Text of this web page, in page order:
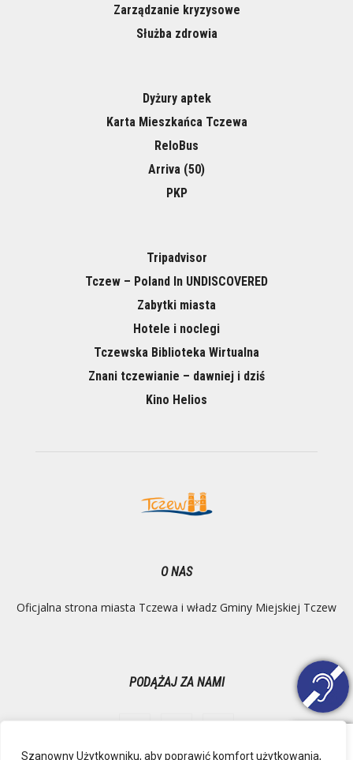
Szanowny Użytkowniku, aby poprawić komfort użytkowania,
Zarządzanie kryzysowe
Służba zdrowia
Dyżury aptek
Karta Mieszkańca Tczewa
ReloBus
Arriva (50)
PKP
Tripadvisor
Tczew – Poland In UNDISCOVERED
Zabytki miasta
Hotele i noclegi
Tczewska Biblioteka Wirtualna
Znani tczewianie – dawniej i dziś
Kino Helios
O NAS
Oficjalna strona miasta Tczewa i władz Gminy Miejskiej Tczew
PODĄŻAJ ZA NAMI